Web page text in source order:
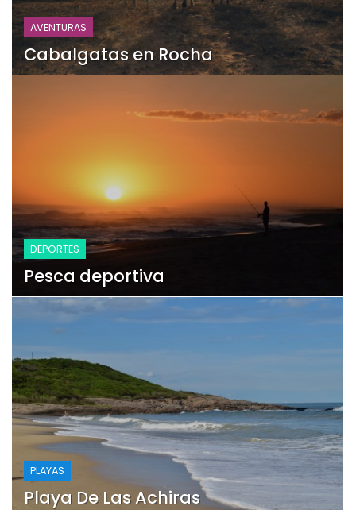
AVENTURAS
Cabalgatas en Rocha
DEPORTES
Pesca deportiva
PLAYAS
Playa De Las Achiras